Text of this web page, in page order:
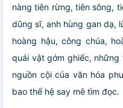
nàng tiên rừng, tiên sông,
dũng sĩ, anh hùng gan dạ,
hoàng hậu, công chúa,
quái vật gớm ghiếc, những
nguồn cội của văn hóa
bao thế hệ say mê tìm đọc.